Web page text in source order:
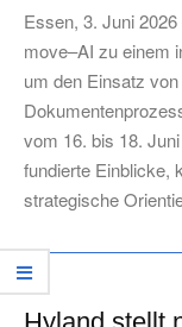
06-
08
Essen, 3. Juni
move–AI zu einem
um den Einsatz
vom 16. bis 18.
fundierte Einblicke,
strategische